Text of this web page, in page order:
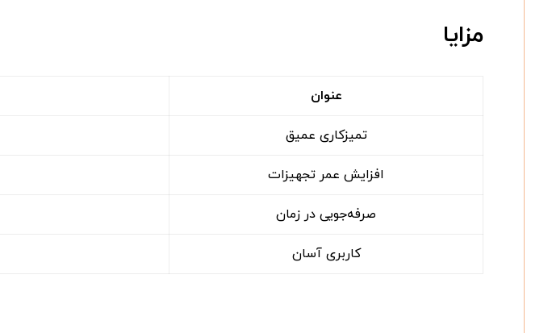
مزایا
عنوان
تمیزکاری عمیق
افزایش عمر تجهیزات
صرفه‌جویی در زمان
کاربری آسان